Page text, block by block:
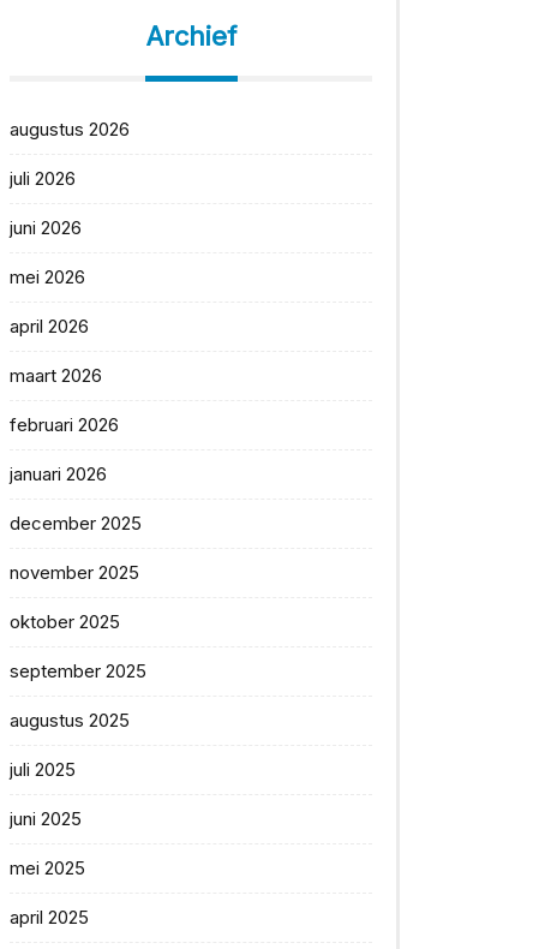
Archief
augustus 2026
juli 2026
juni 2026
mei 2026
april 2026
maart 2026
februari 2026
januari 2026
december 2025
november 2025
oktober 2025
september 2025
augustus 2025
juli 2025
juni 2025
mei 2025
april 2025